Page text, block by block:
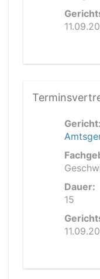
Gericht:
Dauer:
15